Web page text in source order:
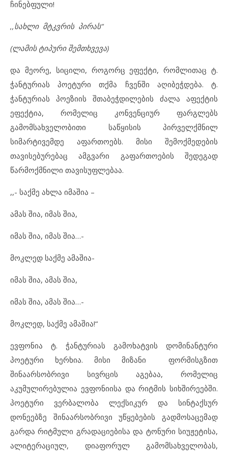
ჩინებფული!
,,სახლი მტკვრის პირას“
(ლამის ტიპური შემთხვევა)
და მეორე, სიცილი, როგორც ეფექტი, რომლითაც ტ.
ჭანტურიას პოეტური თქმა ჩვენში აღიბეჭდება. ტ.
ჭანტურიას პოეზიის შთაბეჭდილების ძალა აფექტის
ეფექტია, რომელიც კონვენციურ ფარგლებს
გამომსახველობითი საწყისის პირველქმნილ
სიმარტივემდე აფართოებს. მისი შემოქმედების
თავისებურებაც ამგვარი გაფართოების შედეგად
წარმოქმნილი თავისუფლებაა.
,,- საქმე ახლა იმაშია –
ამას შია, იმას შია,
იმას შია, იმას შია…-
მოკლედ საქმე ამაშია-
იმას შია, ამას შია,
იმას შია, ამას შია…-
მოკლედ, საქმე ამაშია!“
ევფონია ტ. ჭანტურიას გამოხატვის დომინანტური
პოეტური ხერხია. მისი მიზანი ფორმისგზით
შინაარსობრივი სივრცის აგებაა, რომელიც
აკუმულირებულია ევფონიისა და რიტმის სიხშირეებში.
პოეტური ვერბალობა ლექსიკურ და სინტაქსურ
დონეებზე შინაარსობრივი უწყებების გადმოსაცემად
გარდა რიტმული გრადაციებისა და ტონური სიუჟეტისა,
ალიტერაციულ, დიაფორულ გამომსახველობას,